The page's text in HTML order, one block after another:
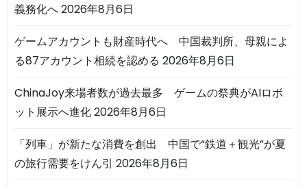
義務化へ2026年8月6日
ゲームアカウントも財産時代へ 中国裁判所、母親によ
る87アカウント相続を認める 2026年8月6日
ChinaJoy来場者数が過去最多 ゲームの祭典がAIロボ
ット展示へ進化2026年8月6日
「列車」が新たな消費を創出 中国で“鉄道＋観光”が夏
の旅行需要をけん引 2026年8月6日